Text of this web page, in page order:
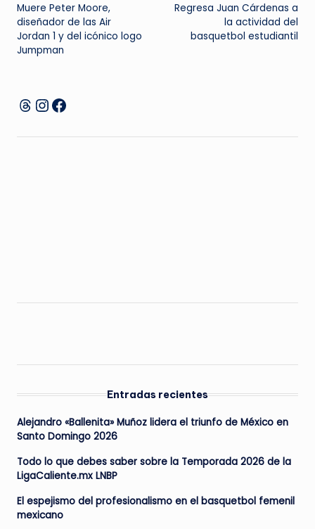
de
entradas
Muere Peter Moore,
diseñador de las Air
Jordan 1 y del icónico logo
Jumpman
Regresa Juan Cárdenas a
la actividad del
basquetbol estudiantil
Threads
Instagram
Facebook
Entradas recientes
Alejandro «Ballenita» Muñoz lidera el triunfo de México en
Santo Domingo 2026
Todo lo que debes saber sobre la Temporada 2026 de la
LigaCaliente.mx LNBP
El espejismo del profesionalismo en el basquetbol femenil
mexicano